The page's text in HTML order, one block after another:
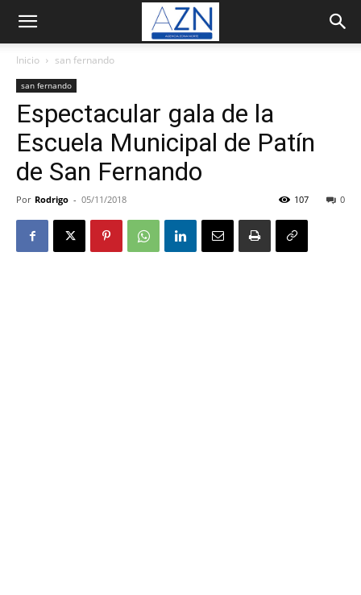
Inicio san fernando
san fernando
Espectacular gala de la
Escuela Municipal de Patín
de San Fernando
Por Rodrigo - 05/11/2018 0
107